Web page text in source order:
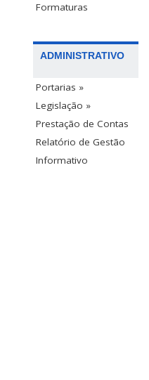
Formaturas
ADMINISTRATIVO
Portarias »
Legislação »
Prestação de Contas
Relatório de Gestão
Informativo